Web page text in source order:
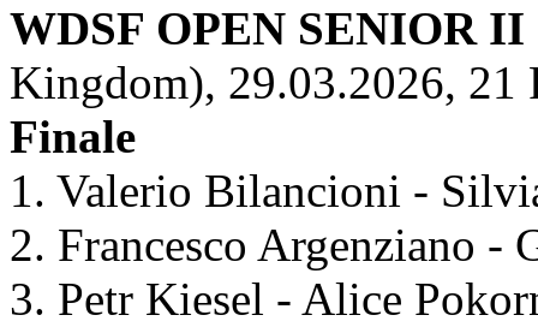
WDSF OPEN SENIOR
Kingdom), 29.03.2026, 21
Finale
1. Valerio Bilancioni -
2. Francesco Argenziano -
3. Petr Kiesel - Alice